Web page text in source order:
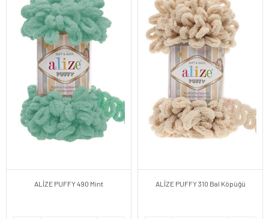
ALİZE PUFFY 490 Mint ALİZE PUFFY 310 Bal Köpüğü